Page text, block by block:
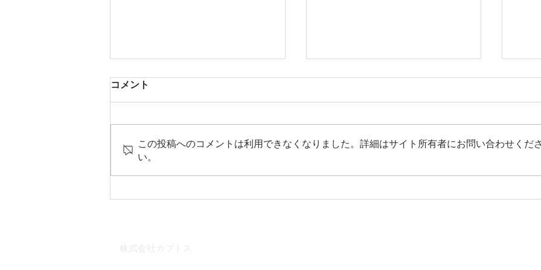
【media】4/12 『お昼の快傑
【media】Yahoo!ニュースへ
【
コメント
この投稿へのコメントは利用できなくなりました。詳細はサイト所有者にお問い合わせくださ
い。
株式会社カブトス